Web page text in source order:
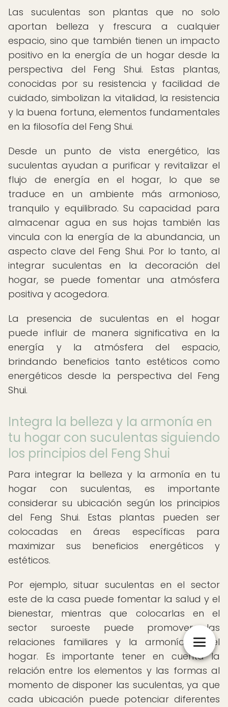
Las suculentas son plantas que no solo
aportan belleza y frescura a cualquier
espacio, sino que también tienen un impacto
positivo en la energía de un hogar desde la
perspectiva del Feng Shui. Estas plantas,
conocidas por su resistencia y facilidad de
cuidado, simbolizan la vitalidad, la resistencia
y la buena fortuna, elementos fundamentales
en la filosofía del Feng Shui.
Desde un punto de vista energético, las
suculentas ayudan a purificar y revitalizar el
flujo de energía en el hogar, lo que se
traduce en un ambiente más armonioso,
tranquilo y equilibrado. Su capacidad para
almacenar agua en sus hojas también las
vincula con la energía de la abundancia, un
aspecto clave del Feng Shui. Por lo tanto, al
integrar suculentas en la decoración del
hogar, se puede fomentar una atmósfera
positiva y acogedora.
La presencia de suculentas en el hogar
puede influir de manera significativa en la
energía y la atmósfera del espacio,
brindando beneficios tanto estéticos como
energéticos desde la perspectiva del Feng
Shui.
Integra la belleza y la armonía en
tu hogar con suculentas siguiendo
los principios del Feng Shui
Para integrar la belleza y la armonía en tu
hogar con suculentas, es importante
considerar su ubicación según los principios
del Feng Shui. Estas plantas pueden ser
colocadas en áreas específicas para
maximizar sus beneficios energéticos y
estéticos.
Por ejemplo, situar suculentas en el sector
este de la casa puede fomentar la salud y el
bienestar, mientras que colocarlas en el
sector suroeste puede promover las
relaciones familiares y la armonía en el
hogar. Es importante tener en cuenta la
relación entre los elementos y las formas al
momento de disponer las suculentas, ya que
cada ubicación puede potenciar diferentes